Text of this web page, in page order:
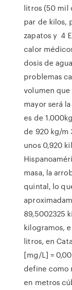
litros (50 mil
par de kilos,
zapatos y 4
calor
dosis de
problemas
volumen
mayor será
es de
de 920 kg/m
unos 0,920
masa, la
quintal, lo
89,5002325
kilogramos,​
litros,​​ en
[mg/L] =
define como
en metros